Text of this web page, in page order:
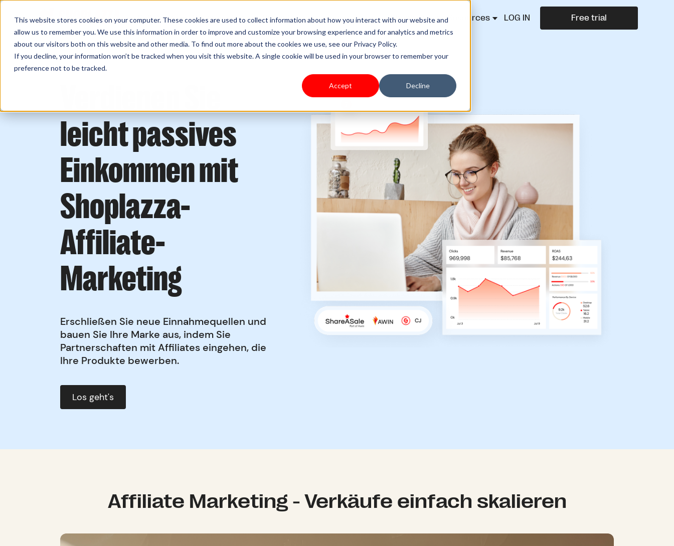
This website stores cookies on your computer. These cookies are used to collect information about how you interact with our website and
allow us to remember you. We use this information in order to improve and customize your browsing experience and for analytics and metrics
about our visitors both on this website and other media. To find out more about the cookies we use, see our Privacy Policy.
If you decline, your information won’t be tracked when you visit this website. A single cookie will be used in your browser to remember your
preference not to be tracked.
Accept Decline
Sell Online Business Type Pricing Shoplazza.cn Resources LOG IN Free trial
leicht passives
Einkommen mit
Shoplazza-
Affiliate-
Marketing
Erschließen Sie neue Einnahmequellen und
bauen Sie Ihre Marke aus, indem Sie
Partnerschaften mit Affiliates eingehen, die
Ihre Produkte bewerben.
Los geht's
Affiliate Marketing - Verkäufe einfach skalieren